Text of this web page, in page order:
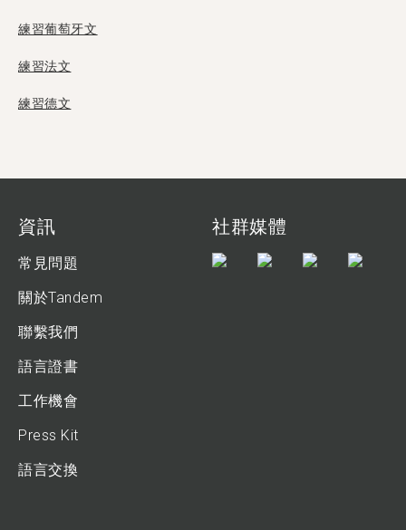
練習葡萄牙文
練習法文
練習德文
資訊
常見問題
關於Tandem
聯繫我們
語言證書
工作機會
Press Kit
語言交換
社群媒體